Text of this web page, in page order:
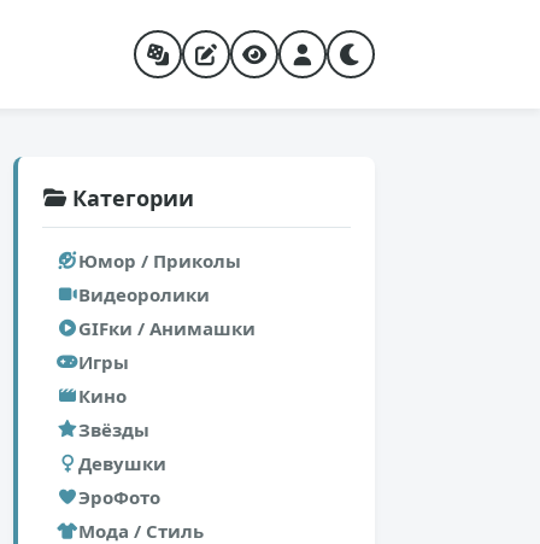
Категории
Юмор / Приколы
Видеоролики
GIFки / Анимашки
Игры
Кино
Звёзды
Девушки
ЭроФото
Мода / Стиль